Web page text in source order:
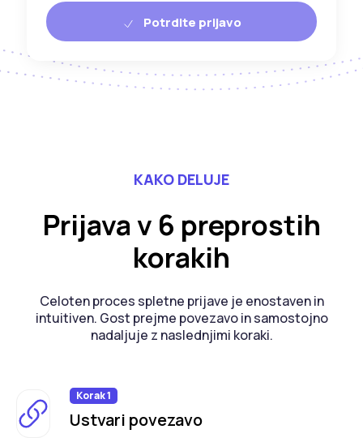
Potrdite prijavo
KAKO DELUJE
Prijava v 6 preprostih
korakih
Celoten proces spletne prijave je enostaven in
intuitiven. Gost prejme povezavo in samostojno
nadaljuje z naslednjimi koraki.
Korak 1
Ustvari povezavo